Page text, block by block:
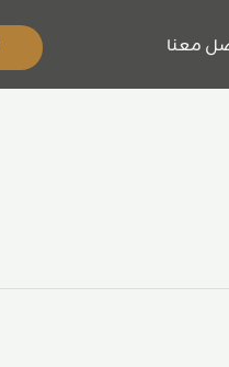
معنا